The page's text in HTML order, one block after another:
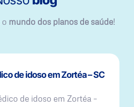
o mundo dos planos de saúde!
de idoso em Zortéa – SC
de idoso em Zortéa –